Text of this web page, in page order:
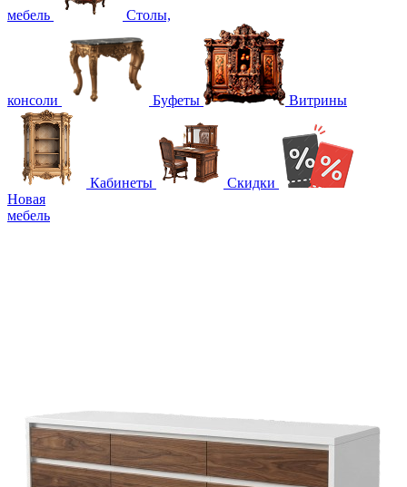
мебель Столы,
консоли Буфеты Витрины
Кабинеты
Скидки
Новая
мебель